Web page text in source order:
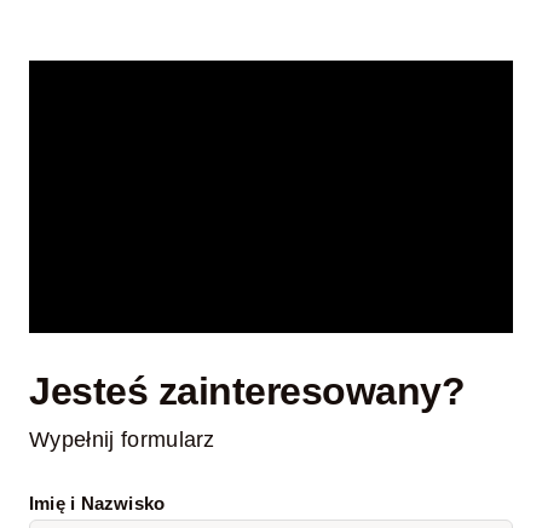
Jesteś zainteresowany?
Wypełnij formularz
Imię i Nazwisko